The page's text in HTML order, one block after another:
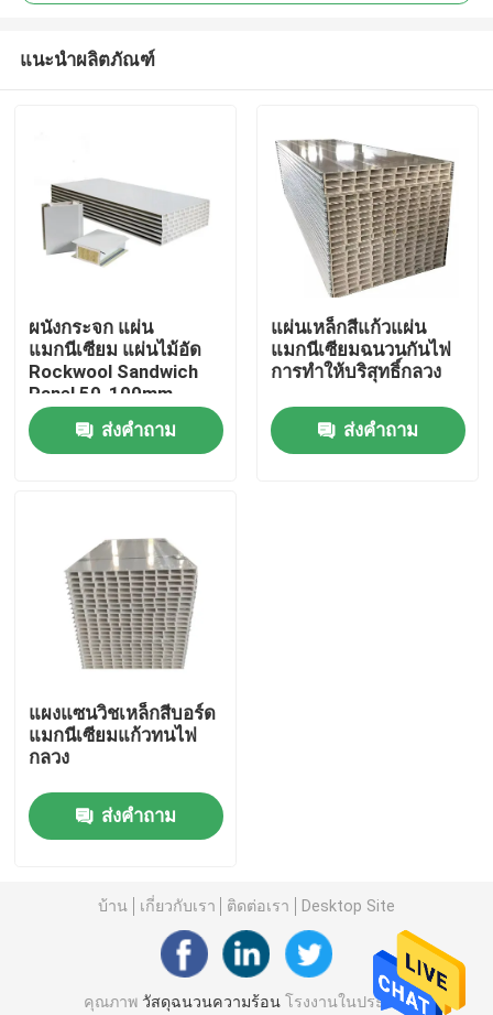
บ้าน
เกี่ยวกับเรา
ผลิตภัณฑ์
วิดีโอ
วัสดุฉนวนความร้อน
ฉนวนใยแก้วกันความร้อน
แผงแซนวิชขนหิน
แผงแซนวิชโพลียูรีเทน
แนะนำผลิตภัณฑ์
ผนังกระจก แผ่น
แมกนีเซียม แผ่นไม้อัด
Rockwool Sandwich
Panel 50-100mm
ส่งคำถาม
แผ่นเหล็กสีแก้วแผ่น
แมกนีเซียมฉนวนกันไฟ
การทำให้บริสุทธิ์กลวง
ส่งคำถาม
แผงแซนวิชเหล็กสีบอร์ด
แมกนีเซียมแก้วทนไฟ
กลวง
ส่งคำถาม
บ้าน เกี่ยวกับเรา ติดต่อเรา Desktop Site
คุณภาพ วัสดุฉนวนความร้อนโรงงานในประเทศ